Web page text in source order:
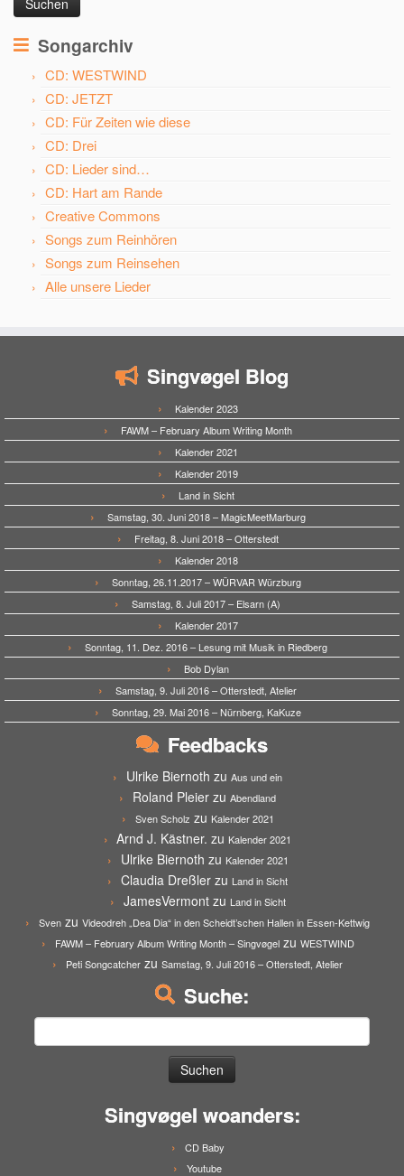
Songarchiv
CD: WESTWIND
CD: JETZT
CD: Für Zeiten wie diese
CD: Drei
CD: Lieder sind…
CD: Hart am Rande
Creative Commons
Songs zum Reinhören
Songs zum Reinsehen
Alle unsere Lieder
Singvøgel Blog
Kalender 2023
FAWM – February Album Writing Month
Kalender 2021
Kalender 2019
Land in Sicht
Samstag, 30. Juni 2018 – MagicMeetMarburg
Freitag, 8. Juni 2018 – Otterstedt
Kalender 2018
Sonntag, 26.11.2017 – WÜRVAR Würzburg
Samstag, 8. Juli 2017 – Elsarn (A)
Kalender 2017
Sonntag, 11. Dez. 2016 – Lesung mit Musik in Riedberg
Bob Dylan
Samstag, 9. Juli 2016 – Otterstedt, Atelier
Sonntag, 29. Mai 2016 – Nürnberg, KaKuze
Feedbacks
Ulrike Biernoth zu Aus und ein
Roland Pleier zu Abendland
Sven Scholz zu Kalender 2021
Arnd J. Kästner. zu Kalender 2021
Ulrike Biernoth zu Kalender 2021
Claudia Dreßler zu Land in Sicht
JamesVermontzu Land in Sicht
Sven zu Videodreh „Dea Dia“ in den Scheidt’schen Hallen in Essen-Kettwig
FAWM – February Album Writing Month – Singvøgelzu WESTWIND
Peti Songcatcher zu Samstag, 9. Juli 2016 – Otterstedt, Atelier
Suche:
Singvøgel woanders:
CD Baby
Youtube